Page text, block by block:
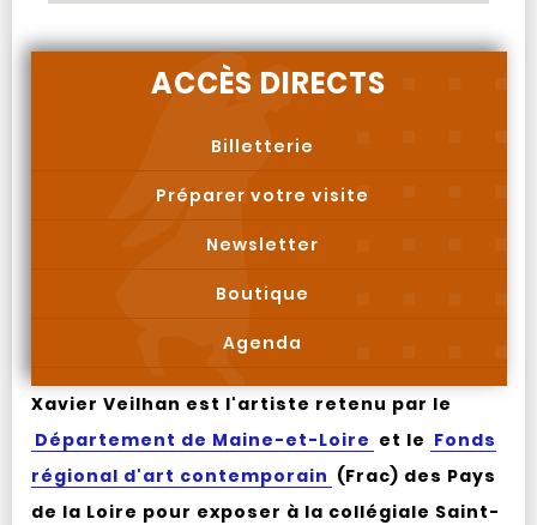
ACCÈS DIRECTS
Billetterie
Préparer votre visite
Newsletter
Boutique
Agenda
Xavier Veilhan est l'artiste retenu par le
Département de Maine-et-Loire et le Fonds
régional d'art contemporain (Frac) des Pays
de la Loire pour exposer à la collégiale Saint-